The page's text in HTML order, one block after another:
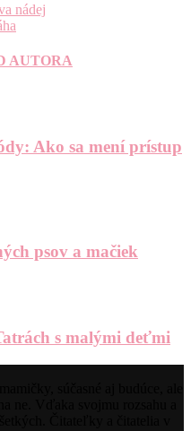
nádej
AUTORA
Ako sa mení prístup
psov a mačiek
s malými deťmi